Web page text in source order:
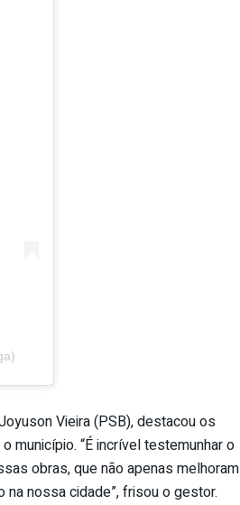
Vieira (PSB), destacou os
município. “É incrível testemunhar o
obras, que não apenas melhoram
nossa cidade”, frisou o gestor.